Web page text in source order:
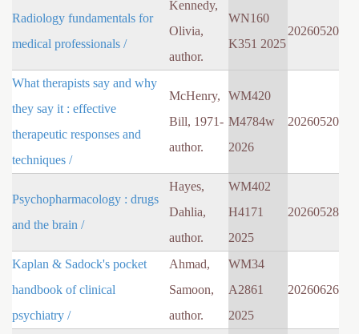
Radiology fundamentals for
medical professionals /
Kennedy,
Olivia,
author.
WN160
K351 2025
20260520
What therapists say and why
they say it : effective
therapeutic responses and
techniques /
McHenry,
Bill, 1971-
author.
WM420
M4784w
2026
20260520
Psychopharmacology : drugs
and the brain /
Hayes,
Dahlia,
author.
WM402
H4171
2025
20260528
Kaplan & Sadock's pocket
handbook of clinical
psychiatry /
Ahmad,
Samoon,
author.
WM34
A2861
2025
20260626